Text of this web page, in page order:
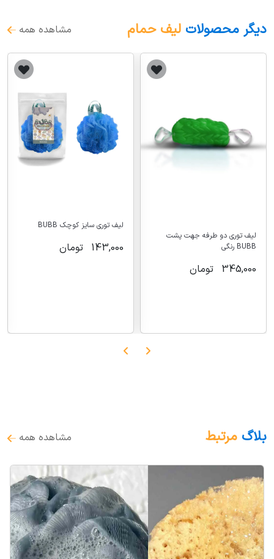
دیگر محصولات لیف حمام مشاهده همه
لیف توری دو طرفه جهت پشت
BUBB رنگی
345,000 تومان
لیف توری سایز کوچک BUBB
143,000 تومان
بلاگ مرتبط مشاهده همه